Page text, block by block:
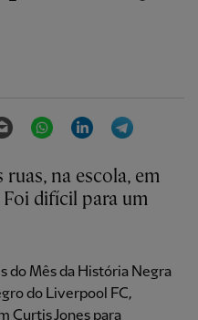
Email WhatsAppLinkedIn
na escola, em
difícil para um
do Mês da História Negra
do Liverpool FC,
Curtis Jones para